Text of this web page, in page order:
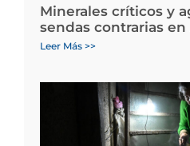
Minerales críticos y
sendas contrarias
Leer Más >>